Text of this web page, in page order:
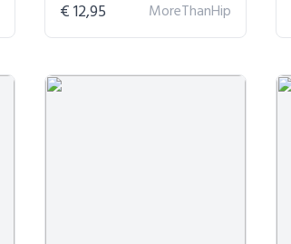
€ 12,95 MoreThanHip